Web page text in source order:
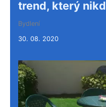
trend, který
Bydlení
30. 08. 2020